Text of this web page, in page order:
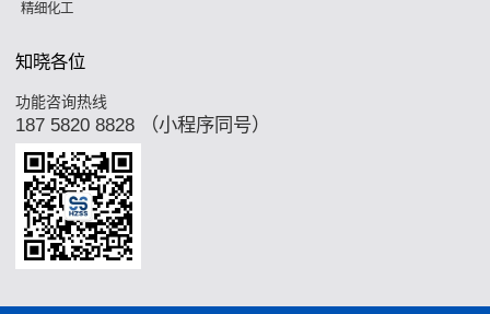
精细化工
知晓各位
功能咨询热线
187 5820 8828 （小程序同号）